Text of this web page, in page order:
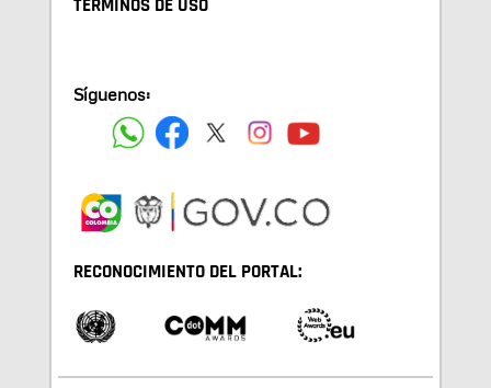
TÉRMINOS DE USO
Síguenos:
RECONOCIMIENTO DEL PORTAL: